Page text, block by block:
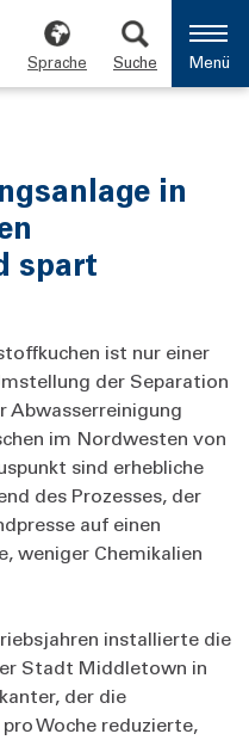
Sprache Suche Menü
in
spart
ist nur einer
der Separation
Abwasserreinigung
im Nordwesten von
sind erhebliche
des Prozesses, der
auf einen
weniger Chemikalien
installierte die
Stadt Middletown in
der die
Woche reduzierte,